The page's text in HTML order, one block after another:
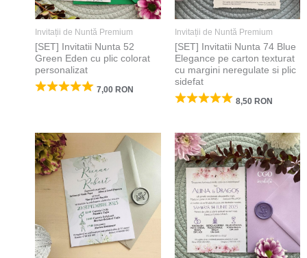
Invitații de Nuntă Premium
[SET] Invitatii Nunta 52
Green Eden cu plic colorat
personalizat
7,00 RON
Invitații de Nuntă Premium
[SET] Invitatii Nunta 74 Blue
Elegance pe carton texturat
cu margini neregulate si plic
sidefat
8,50 RON